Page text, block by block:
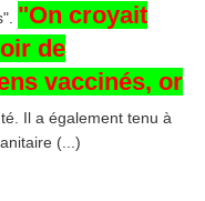
"On croyait
de
vaccinés, or
Il a également tenu à
(...)